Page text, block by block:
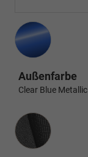
Außenfarbe
Clear Blue Metallic
Innenausstattung